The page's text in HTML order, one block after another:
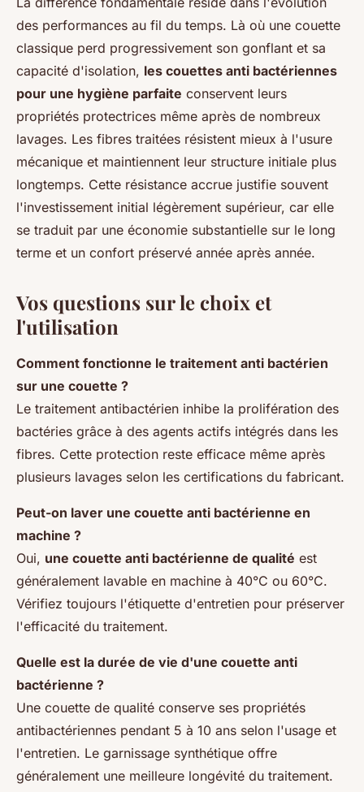
des performances au fil du temps. Là où une couette
classique perd progressivement son gonflant et sa
capacité d'isolation, les couettes anti bactériennes
pour une hygiène parfaite conservent leurs
propriétés protectrices même après de nombreux
lavages. Les fibres traitées résistent mieux à l'usure
mécanique et maintiennent leur structure initiale plus
longtemps. Cette résistance accrue justifie souvent
l'investissement initial légèrement supérieur, car elle
se traduit par une économie substantielle sur le long
terme et un confort préservé année après année.
Vos questions sur le choix et
l'utilisation
Comment fonctionne le traitement anti bactérien
sur une couette ?
Le traitement antibactérien inhibe la prolifération des
bactéries grâce à des agents actifs intégrés dans les
fibres. Cette protection reste efficace même après
plusieurs lavages selon les certifications du fabricant.
Peut-on laver une couette anti bactérienne en
machine ?
Oui, une couette anti bactérienne de qualité est
généralement lavable en machine à 40°C ou 60°C.
Vérifiez toujours l'étiquette d'entretien pour préserver
l'efficacité du traitement.
Quelle est la durée de vie d'une couette anti
bactérienne ?
Une couette de qualité conserve ses propriétés
antibactériennes pendant 5 à 10 ans selon l'usage et
l'entretien. Le garnissage synthétique offre
généralement une meilleure longévité du traitement.